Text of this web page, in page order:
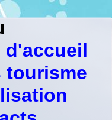
d'accueil
tourisme